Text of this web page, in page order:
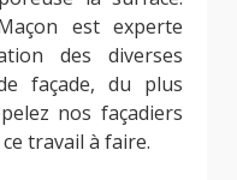
est experte
des diverses
façade, du plus
nos façadiers
travail à faire.